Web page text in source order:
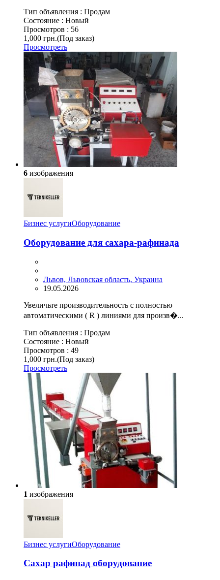
Тип объявления : Продам
Состояние : Новый
Просмотров : 56
1,000 грн.(Под заказ)
Просмотреть
6 изображения
Бизнес услугиОборудование
Оборудование для сахара-рафинада
Львов, Львовская область, Украина
19.05.2026
Увеличьте производительность с полностью
автоматическими ( R ) линиями для произв�...
Тип объявления : Продам
Состояние : Новый
Просмотров : 49
1,000 грн.(Под заказ)
Просмотреть
1 изображения
Бизнес услугиОборудование
Сахар рафинад оборудование